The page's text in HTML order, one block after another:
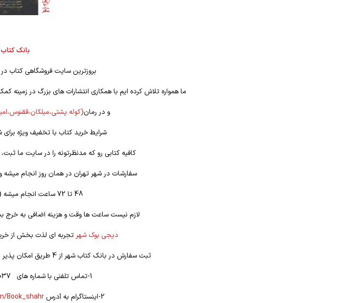
بانک
بروزترین سایت فروشگاهی کتاب
ما همواره تلاش کرده ایم با همکاری انتشارات های بزرگ در زمینه
و در رمان(کوله
شرایط خرید کتاب با تخفیف ویژه برای
کافیه کتابی رو که مدنظرتونه را در سایت ما
سفارشات در شهر تهران در همان روز انجام
لازم نیست ساعت ها وقت و هزینه اضافی به خرج
دیجی بوک شهرتجربه ای لذت بخش از
ثبت سفارش در بانک کتاب شهر از 4 طریق امکان پذیر است همراه با ارسال رایگان (تهران) و تخفیف ویژه
1-تماس تلفنی با شماره های 02166403037///02166403046
2-اینستاگرام به آدرس
Book_shahr/